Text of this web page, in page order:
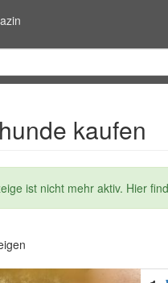
kaufen
ist nicht mehr aktiv. Hier